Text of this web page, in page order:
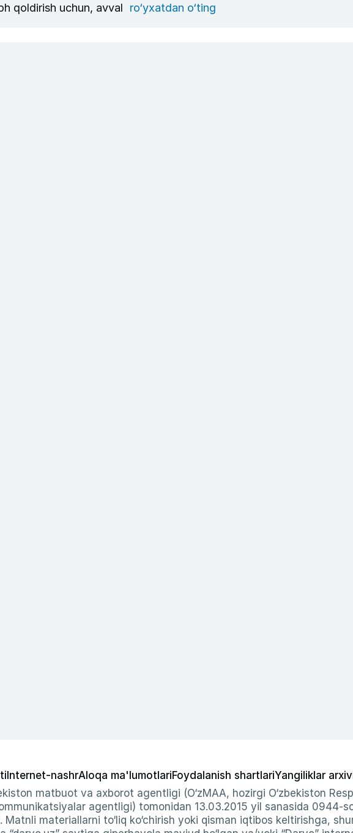
qoldirish uchun, avval ro‘yxatdan o‘ting
Internet-nashrAloqa ma'lumotlariFoydalanish shartlariYangiliklar
matbuot va axborot agentligi (O‘zMAA, hozirgi O‘zbekiston
agentligi) tomonidan 13.03.2015 yil sanasida 0944-
materiallarni to‘liq ko‘chirish yoki qisman iqtibos keltirishga,